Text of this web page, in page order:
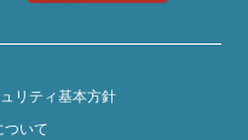
リティ基本方針
ついて